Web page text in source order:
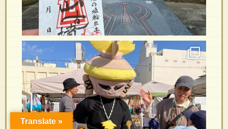
Translate »